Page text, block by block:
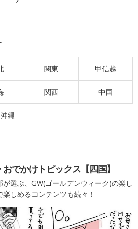
関東 甲信越
関西 中国
縄
でかけトピックス【四国】
が選ぶ、GW(ゴールデンウィーク)の楽し
しめるコンテンツも続々！